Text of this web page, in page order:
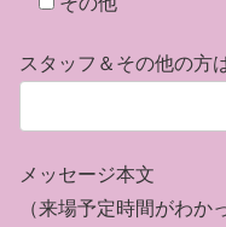
スタッフ＆その他の方
メッセージ本文
（来場予定時間がわ